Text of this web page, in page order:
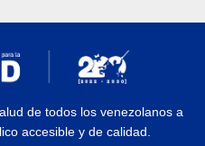
de todos los venezolanos a
accesible y de calidad.